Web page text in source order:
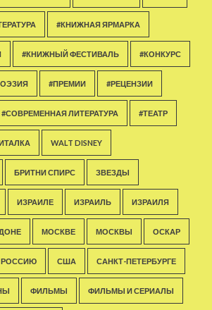
#КНИЖНАЯ ЯРМАРКА
#КНИЖНЫЙ ФЕСТИВАЛЬ #КОНКУРС
#ПРЕМИИ #РЕЦЕНЗИИ
#СОВРЕМЕННАЯ ЛИТЕРАТУРА #ТЕАТР
WALT DISNEY
БРИТНИ СПИРС ЗВЕЗДЫ
ИЗРАИЛЕ ИЗРАИЛЬ ИЗРАИЛЯ
МОСКВЕ МОСКВЫ ОСКАР
РОССИЮ США САНКТ-ПЕТЕРБУРГЕ
ФИЛЬМЫ ФИЛЬМЫ И СЕРИАЛЫ